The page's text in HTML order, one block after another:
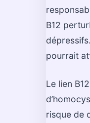
B12
pourrait
Le lien
risque de